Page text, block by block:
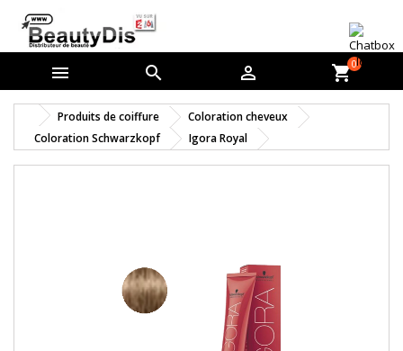
   shopping_cart0
Produits de coiffure
Coloration cheveux
Coloration Schwarzkopf
Igora Royal